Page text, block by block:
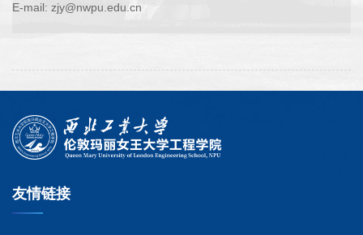
E-mail: zjy@nwpu.edu.cn
友情链接